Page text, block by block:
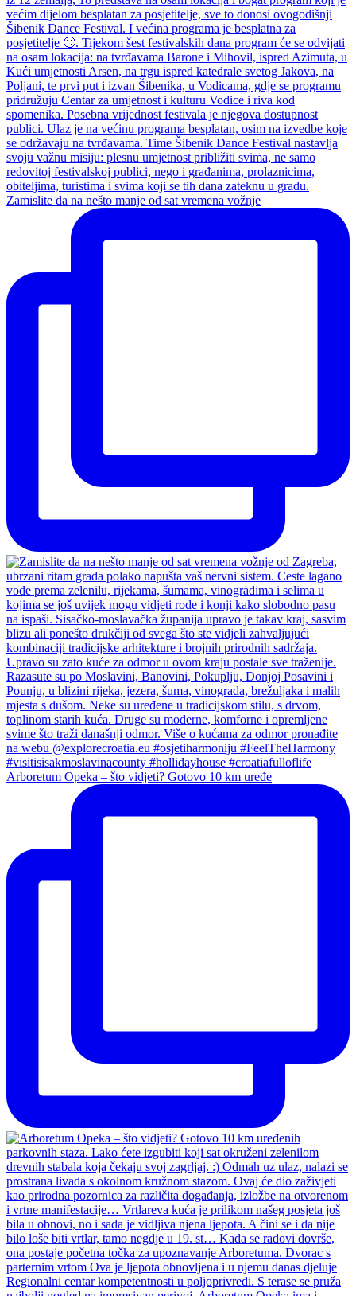
Zamislite da na nešto manje od sat vremena vožnje
Arboretum Opeka – što vidjeti? Gotovo 10 km uređe